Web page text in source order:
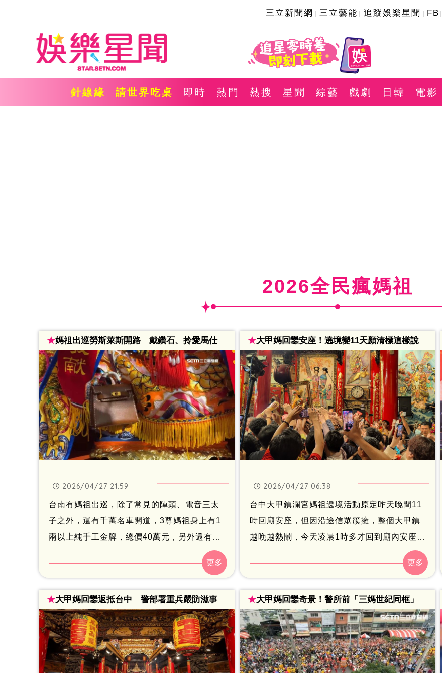
三立新聞網 三立藝能 追蹤娛樂星聞 FB
針線緣 請世界吃桌 即時 熱門 熱搜 星聞 綜藝 戲劇 日韓 電影
2026全民瘋媽祖
★媽祖出巡勞斯萊斯開路 戴鑽石、拎愛馬仕
2026/04/27 21:59
台南有媽祖出巡，除了常見的陣頭、電音三太
子之外，還有千萬名車開道，3尊媽祖身上有1
兩以上純手工金牌，總價40萬元，另外還有拎
愛馬仕包信徒表示，要讓媽祖「水水繞境」。
★大甲媽回鑾安座！遶境變11天顏清標這樣說
2026/04/27 06:38
台中大甲鎮瀾宮媽祖遶境活動原定昨天晚間11
時回廟安座，但因沿途信眾簇擁，整個大甲鎮
越晚越熱鬧，今天凌晨1時多才回到廟內安座，
★大甲媽回鑾返抵台中 警部署重兵嚴防滋事 ★大甲媽回鑾奇景！警所前「三媽世紀同框」